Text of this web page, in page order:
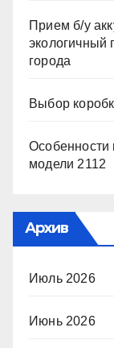
Прием б/у
экологичный
города
Выбор
Особенности
модели 2112
Архив
Июль 2026
Июнь 2026